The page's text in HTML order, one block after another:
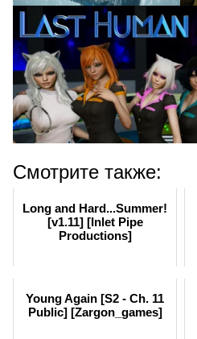
Смотрите также:
Long and Hard...Summer!
[v1.11] [Inlet Pipe
Productions]
Young Again [S2 - Ch. 11
Public] [Zargon_games]